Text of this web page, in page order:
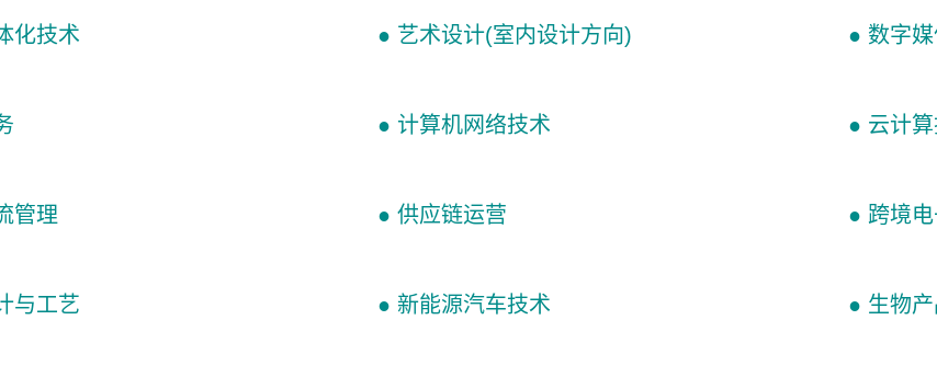
化技术 ● 艺术设计(室内设计方向) ● 数字
● 计算机网络技术 ● 云计
管理 ● 供应链运营 ● 跨境
与工艺 ● 新能源汽车技术 ● 生物